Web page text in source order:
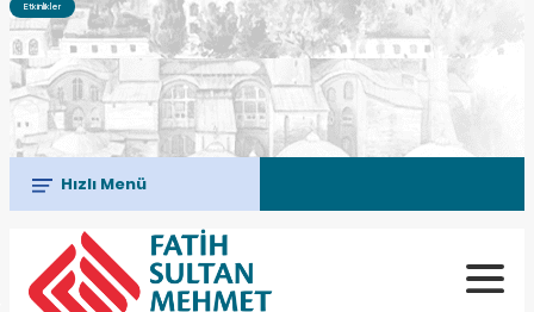
Etkinlikler
Hızlı Menü